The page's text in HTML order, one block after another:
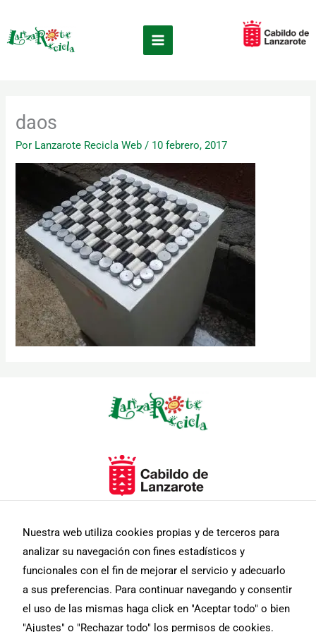
contenido
daos
Por Lanzarote Recicla Web / 10 febrero, 2017
Nuestra web utiliza cookies propias y de terceros para
analizar su navegación con fines estadísticos y
funcionales con el fin de mejorar el servicio y adecuarlo
a sus preferencias. Para continuar navegando y consentir
el uso de las mismas haga click en "Aceptar todo" o bien
"Ajustes" o "Rechazar todo" los permisos de cookies.
Estas
cookies no
son
necesarias
para que
funcione la
web.
Estadísticas
Para que